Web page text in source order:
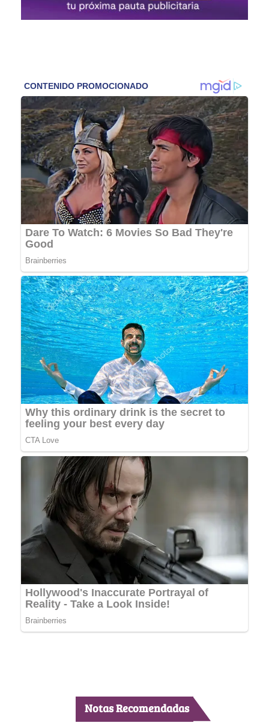
Notas Recomendadas